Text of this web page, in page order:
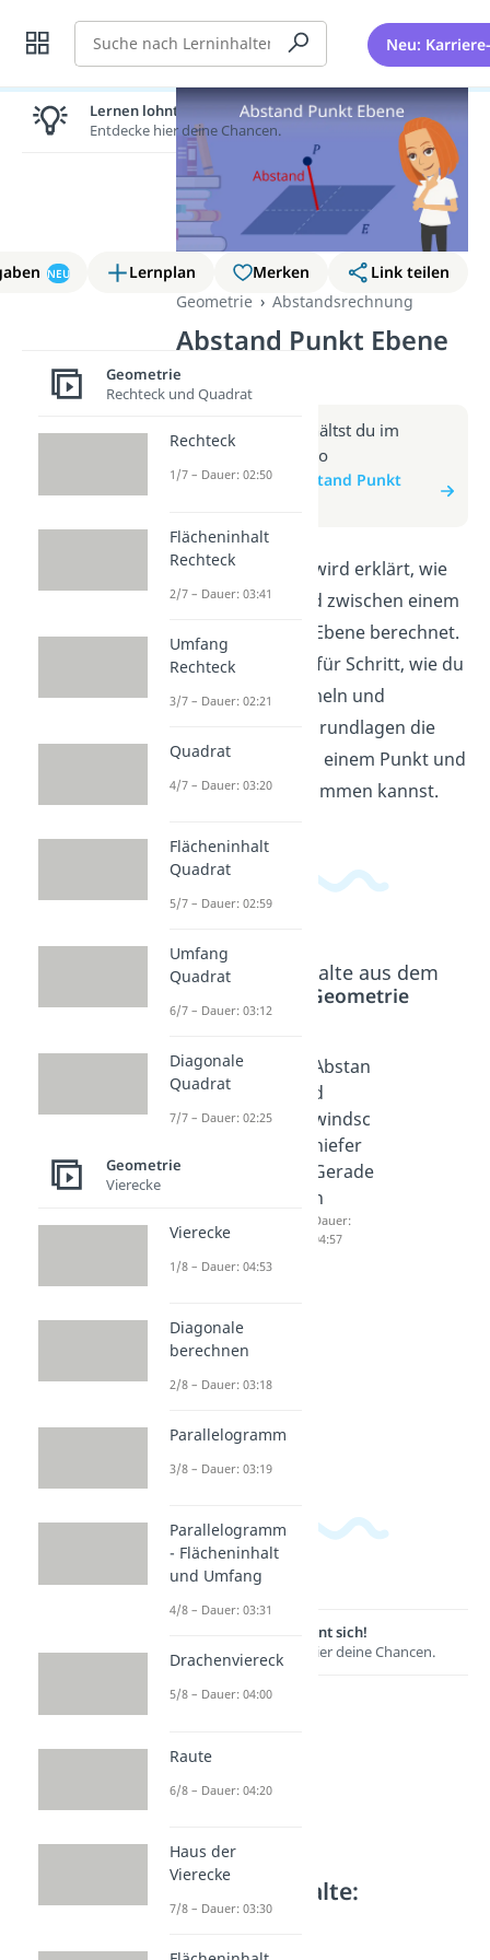
Suche Neu:
NEU Lernplan Merken
Link teilen
Geometrie
Abstandsrechnung
Abstand Punkt Ebene
(Video)
Weitere Infos erhältst du im
Beitrag zum Video
zum Beitrag: Abstand Punkt
In diesem Video wird erklärt, wie
man den Abstand zwischen einem
Punkt und einer Ebene berechnet.
Du lernst Schritt für Schritt, wie du
mithilfe von Formeln und
geometrischen Grundlagen die
Distanz zwischen einem Punkt und
einer Ebene bestimmen kannst.
Beliebte Inhalte aus dem
Geometrie
Abstan
d
Gerade
Dauer:
fahren
Abstan
d
windsc
hiefer
Gerade
n
Dauer:
04:57
Lernen lohnt sich!
Entdecke hier deine Chancen.
Weitere Inhalte:
Geometrie
Abstandsrechnung
Lernen lohnt sich!
Entdecke hier deine Chancen.
Geometrie
Rechteck und Quadrat
Rechteck
1/7 – Dauer: 02:50
Flächeninhalt
Rechteck
2/7 – Dauer: 03:41
Umfang
Rechteck
3/7 – Dauer: 02:21
Quadrat
4/7 – Dauer: 03:20
Flächeninhalt
Quadrat
5/7 – Dauer: 02:59
Umfang
Quadrat
6/7 – Dauer: 03:12
Diagonale
Quadrat
7/7 – Dauer: 02:25
Geometrie
Vierecke
Vierecke
1/8 – Dauer: 04:53
Diagonale
berechnen
2/8 – Dauer: 03:18
Parallelogramm
3/8 – Dauer: 03:19
Parallelogramm
- Flächeninhalt
und Umfang
4/8 – Dauer: 03:31
Drachenviereck
5/8 – Dauer: 04:00
Raute
6/8 – Dauer: 04:20
Haus der
Vierecke
7/8 – Dauer: 03:30